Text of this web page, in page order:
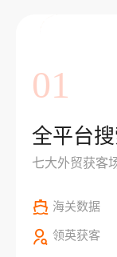
01
全平台
七大外贸获客
海关数据
领英获客